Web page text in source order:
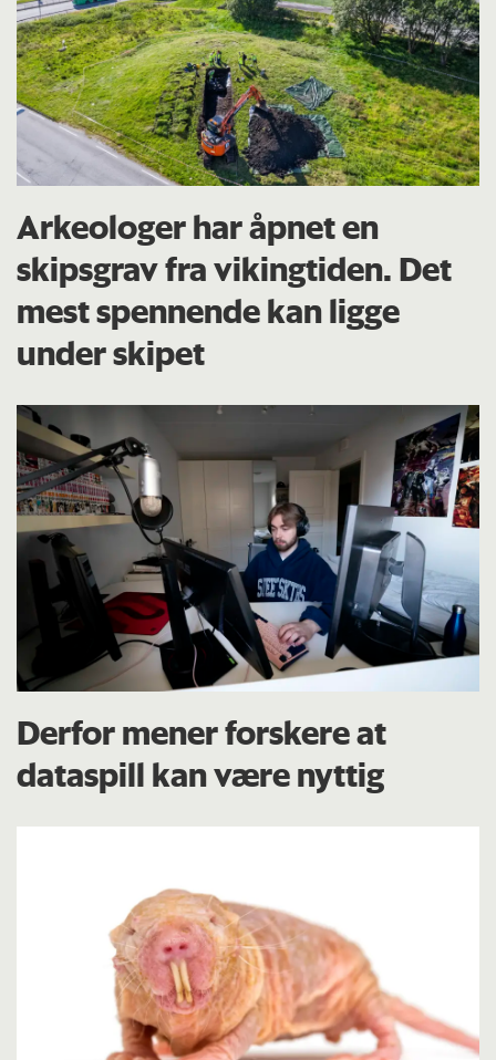
Arkeologer har åpnet en
skipsgrav fra vikingtiden. Det
mest spennende kan ligge
under skipet
Derfor mener forskere at
dataspill kan være nyttig